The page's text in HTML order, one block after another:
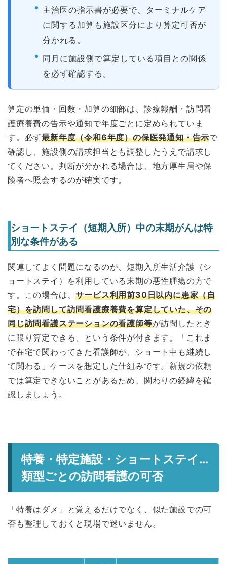
主治医の指示書が必要で、ターミナルケア
に関する加算も施設区分により算定可否が
分かれる。
同月に施設側で算定している項目との関係
を必ず確認する。
算定の単価・回数・加算の細部は、診療報酬・訪問看
護療養費の告示や通知で年度ごとに定められていま
す。必ず最新年度（令和6年度）の保医発通知・告示で
確認し、施設側の請求担当とも調整したうえで請求し
てください。判断が分かれる場合は、地方厚生局や保
険者へ照会するのが確実です。
ショートステイ（短期入所）中の末期がんは特
別な条件がある
関連してよく問題になるのが、短期入所生活介護（シ
ョートステイ）を利用している末期の悪性腫瘍の方で
す。この場合は、サービス利用前30日以内に患家（自
宅）を訪問して訪問看護療養費を算定していた、その
同じ訪問看護ステーションの看護師等が訪問したとき
に限り算定できる、という条件が付きます。「これま
で在宅で関わってきた看護師が、ショート中も継続し
て関わる」ケースを想定した仕組みです。新規の依頼
では算定できないことがあるため、関わりの経緯を確
認しましょう。
特養・特定施設・ショートステイ…
類型ごとの訪問看護の可否
「特養はダメ」と覚えるだけでなく、似た施設での可
否も整理しておくと現場で迷いません。